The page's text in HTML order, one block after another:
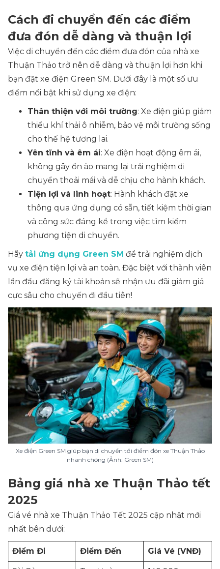
Cách đi chuyển đến các điểm
đưa đón dễ dàng và thuận lợi
Việc di chuyển đến các điểm đưa đón của nhà xe
Thuận Thảo trở nên dễ dàng và thuận lợi hơn khi
bạn đặt xe điện Green SM. Dưới đây là một số ưu
điểm nổi bật khi sử dụng xe điện:
Thân thiện với môi trường: Xe điện giúp giảm
thiểu khí thải ô nhiễm, bảo vệ môi trường sống
cho thế hệ tương lai.
Yên tĩnh và êm ái: Xe điện hoạt động êm ái,
không gây ồn ào mang lại trải nghiệm di
chuyển thoải mái và dễ chịu cho hành khách.
Tiện lợi và linh hoạt: Hành khách đặt xe
thông qua ứng dụng có sẵn, tiết kiệm thời gian
và công sức đáng kể trong việc tìm kiếm
phương tiện di chuyển.
Hãy tải ứng dụng Green SM để trải nghiệm dịch
vụ xe điện tiện lợi và an toàn. Đặc biệt với thành viên
lần đầu đăng ký tài khoản sẽ nhận ưu đãi giảm giá
cực sâu cho chuyến đi đầu tiên!
Xe điện Green SM giúp bạn di chuyển tới điểm đón xe Thuận Thảo
nhanh chóng (Ảnh: Green SM)
Bảng giá nhà xe Thuận Thảo tết
2025
Giá vé nhà xe Thuận Thảo Tết 2025 cập nhật mới
nhất bên dưới:
Điểm Đi Điểm Đến Giá Vé (VNĐ)